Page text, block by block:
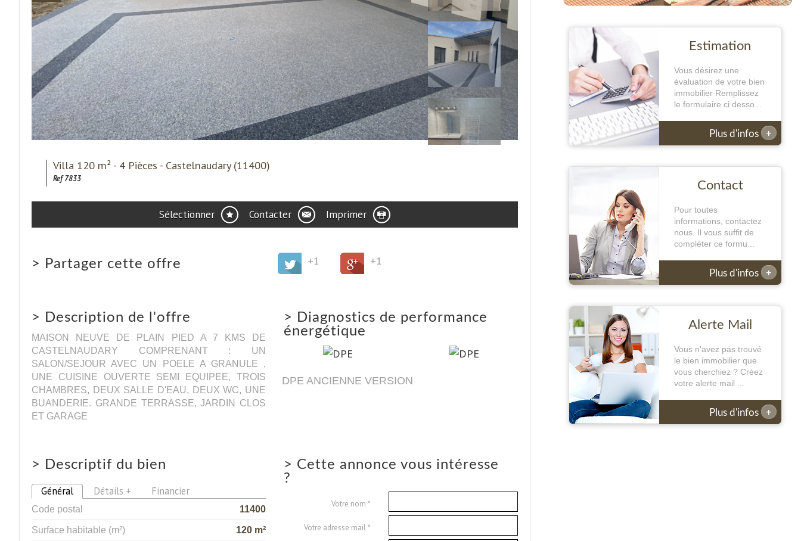
Villa 120 m² - 4 Pièces - Castelnaudary (11400)
Ref 7833
Sélectionner Contacter Imprimer
> Partager cette offre +1 +1
> Description de l'offre
MAISON NEUVE DE PLAIN PIED A 7 KMS DE
CASTELNAUDARY COMPRENANT : UN
SALON/SEJOUR AVEC UN POELE A GRANULE ,
UNE CUISINE OUVERTE SEMI EQUIPEE, TROIS
CHAMBRES, DEUX SALLE D'EAU, DEUX WC, UNE
BUANDERIE. GRANDE TERRASSE, JARDIN CLOS
ET GARAGE
> Diagnostics de performance
énergétique
DPE ANCIENNE VERSION
> Descriptif du bien
Général Détails + Financier
Code postal
11400
Surface habitable (m²)
120 m²
> Cette annonce vous intéresse
?
Votre nom *
Votre adresse mail *
Estimation
Vous désirez une
évaluation de votre bien
immobilier Remplissez
le formulaire ci desso...
Plus d'infos +
Contact
Pour toutes
informations, contactez
nous. Il vous suffit de
compléter ce formu...
Plus d'infos +
Alerte Mail
Vous n'avez pas trouvé
le bien immobilier que
vous cherchiez ? Créez
votre alerte mail ...
Plus d'infos +